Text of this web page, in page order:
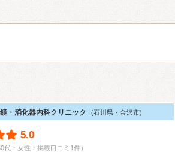
・消化器内科クリニック (石川県・金沢市)
5.0
代・女性・掲載口コミ1件）